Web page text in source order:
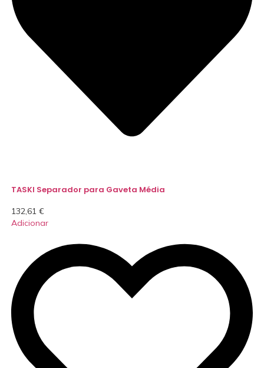
TASKI Separador para Gaveta Média
132,61 €
Adicionar